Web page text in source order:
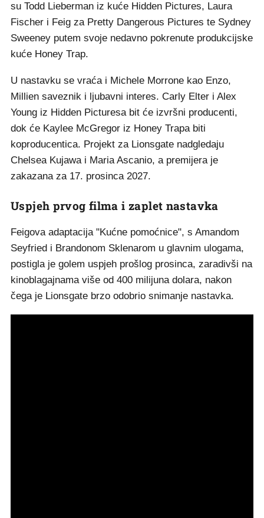
su Todd Lieberman iz kuće Hidden Pictures, Laura
Fischer i Feig za Pretty Dangerous Pictures te Sydney
Sweeney putem svoje nedavno pokrenute produkcijske
kuće Honey Trap.
U nastavku se vraća i Michele Morrone kao Enzo,
Millien saveznik i ljubavni interes. Carly Elter i Alex
Young iz Hidden Picturesa bit će izvršni producenti,
dok će Kaylee McGregor iz Honey Trapa biti
koproducentica. Projekt za Lionsgate nadgledaju
Chelsea Kujawa i Maria Ascanio, a premijera je
zakazana za 17. prosinca 2027.
Uspjeh prvog filma i zaplet nastavka
Feigova adaptacija "Kućne pomoćnice", s Amandom
Seyfried i Brandonom Sklenarom u glavnim ulogama,
postigla je golem uspjeh prošlog prosinca, zaradivši na
kinoblagajnama više od 400 milijuna dolara, nakon
čega je Lionsgate brzo odobrio snimanje nastavka.